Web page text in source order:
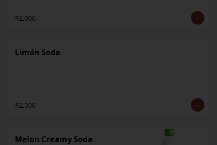
$2.000
Limón Soda
$2.000
Melon Creamy Soda